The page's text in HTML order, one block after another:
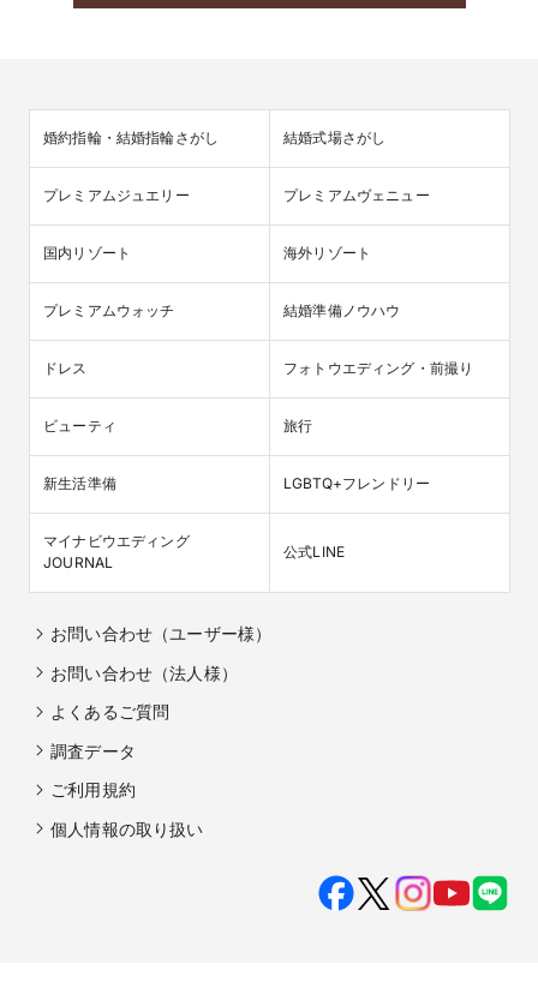
婚約指輪・結婚指輪さがし 結婚式場さがし
プレミアムジュエリー プレミアムヴェニュー
国内リゾート 海外リゾート
プレミアムウォッチ 結婚準備ノウハウ
ドレス フォトウエディング・前撮り
ビューティ 旅行
新生活準備 LGBTQ+フレンドリー
マイナビウエディング
JOURNAL
公式LINE
お問い合わせ（ユーザー様）
お問い合わせ（法人様）
よくあるご質問
調査データ
ご利用規約
個人情報の取り扱い